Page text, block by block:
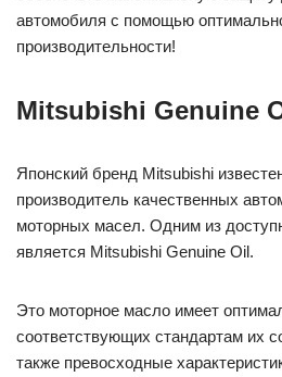
автомобиля с помощью
производительности!
Mitsubishi Genuine
Японский бренд Mitsubishi
производитель качественных
моторных масел. Одним из
является Mitsubishi Genuine Oil.
Это моторное масло имеет
соответствующих стандартам их
также превосходные